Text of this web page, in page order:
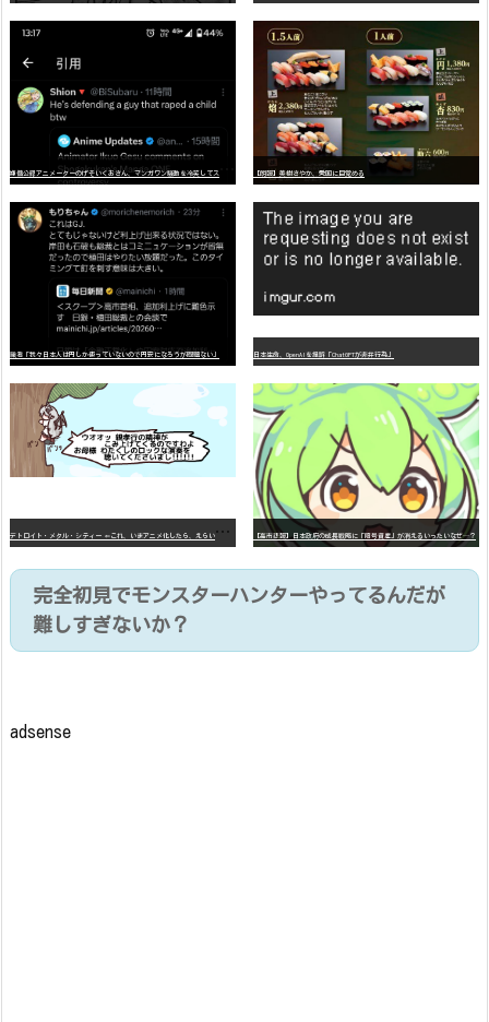
【朗報】美樹さやか、愛国に目覚める
識者「我々日本人は円しか使っていないので円安になろうが問題ない」 日本生命、OpenAIを提訴「ChatGPTが非弁行為」
デ
トロイト・メタル・シティー ⇐これ、いまアニメ化したら、えらいことになってたよな？ 【高市悲報】日本政府の成長戦略に「暗号資産」が消えるいったいなぜ…？
完全初見でモンスターハンターやってるんだが
難しすぎないか？
adsense